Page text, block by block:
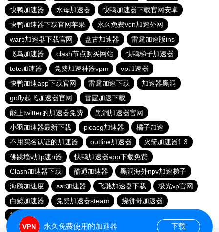
快鸭加速器
水母加速器
快鸭加速器下载官网安卓
快鸭加速器下载官网苹果
永久免费vqn加速外网
warp加速器下载官网
盘古加速器
雷霆加速版ins
飞鸟加速器
clash节点购买网站
快鸭梯子加速器
toto加速器
免费加速神器vpm
vp加速器
快鸭加速app下载官网
雷霆加速下载
加速器黑洞
gofly起飞加速器官网
雷霆加速下载
能上twitter的加速器免费
黑洞加速器官网
小羽加速器最新下载
picacg加速器
橘子加速
不用实名认证的加速器
outline加速器
火箭加速器1.3
佛跳墙v加p速n器
快鸭加速器app下载免费
Clash加速器下载
酷通加速器
黑洞海外npv加速梯子
海鸥加速度
ssr加速器 飞驰加速器下载
极光vp官网
白鲸加速器
免费加速器steam
烧饼哥加速器
旋风加速度器
永久免费使用的加速器 下载